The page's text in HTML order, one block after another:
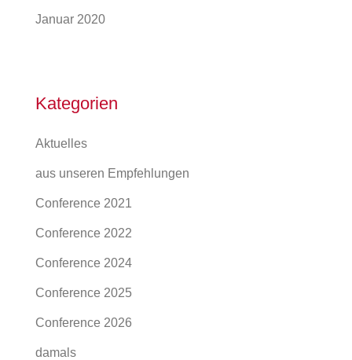
Januar 2020
Kategorien
Aktuelles
aus unseren Empfehlungen
Conference 2021
Conference 2022
Conference 2024
Conference 2025
Conference 2026
damals